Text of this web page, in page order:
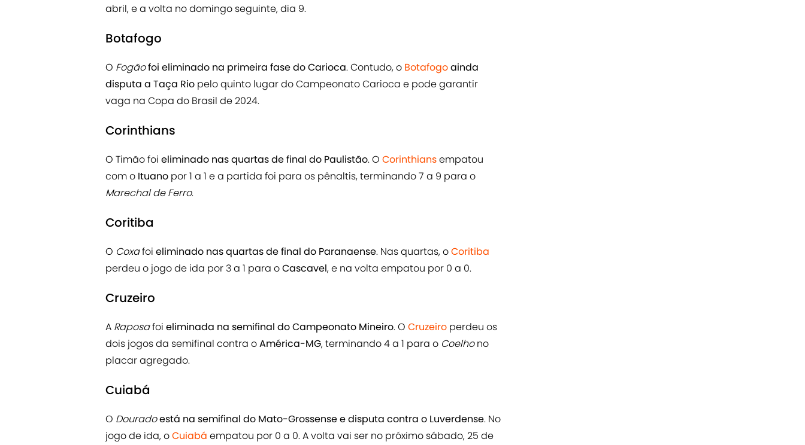
abril, e a volta no domingo seguinte, dia 9.
Botafogo
O Fogãofoi eliminado na primeira fase do Carioca. Contudo, o Botafogoainda
disputa a Taça Rio pelo quinto lugar do Campeonato Carioca e pode garantir
vaga na Copa do Brasil de 2024.
Corinthians
O Timão foi eliminado nas quartas de final do Paulistão. O Corinthiansempatou
com o Ituano por 1 a 1 e a partida foi para os pênaltis, terminando 7 a 9 para o
Marechal de Ferro.
Coritiba
O Coxafoi eliminado nas quartas de final do Paranaense. Nas quartas, oCoritiba
perdeu o jogo de ida por 3 a 1 para oCascavel, e na volta empatou por 0 a 0.
Cruzeiro
A Raposafoi eliminada na semifinal do Campeonato Mineiro. O Cruzeiro perdeu os
dois jogos da semifinal contra oAmérica-MG, terminando 4 a 1 para o Coelhono
placar agregado.
Cuiabá
O Douradoestá na semifinal do Mato-Grossense e disputa contra o Luverdense. No
jogo de ida, oCuiabá empatou por 0 a 0. A volta vai ser no próximo sábado, 25 de